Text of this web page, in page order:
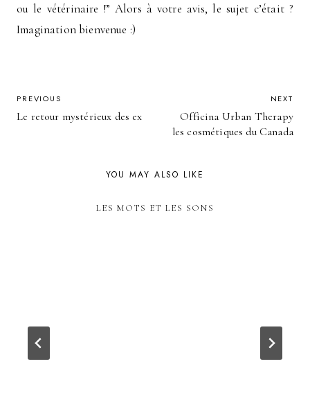
ou le vétérinaire !” Alors à votre avis, le sujet c’était ?
Imagination bienvenue :)
POST
NAVIGATION
PREVIOUS
Le retour mystérieux des ex
NEXT
Officina Urban Therapy
les cosmétiques du Canada
YOU MAY ALSO LIKE
LES MOTS ET LES SONS